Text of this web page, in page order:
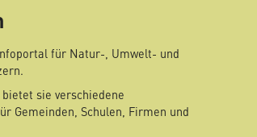
für Natur-, Umwelt- und
bietet sie verschiedene
Gemeinden, Schulen, Firmen und